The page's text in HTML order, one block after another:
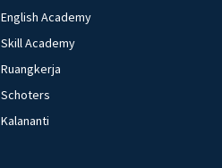
English Academy
Skill Academy
Ruangkerja
Schoters
Kalananti